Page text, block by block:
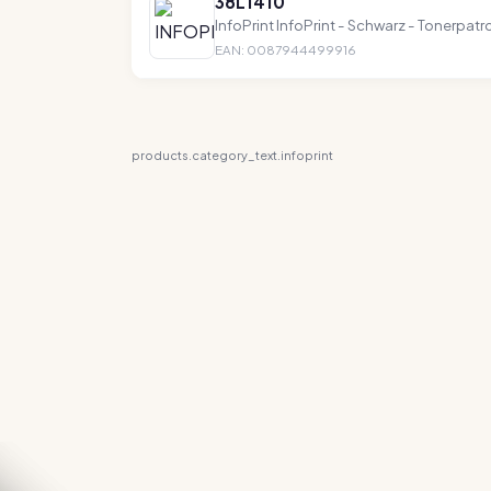
InfoPrint InfoPrint - Schwarz -
EAN: 0087944499916
products.category_text.infoprint